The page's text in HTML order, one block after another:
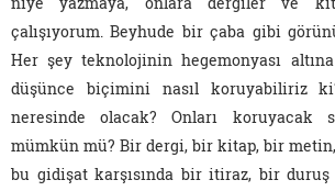
çalışıyorum. Beyhude bir çaba gibi
Her şey teknolojinin hegemonyası
düşünce biçimini nasıl koruyabiliriz
neresinde olacak? Onları koruyacak
mümkün mü? Bir dergi, bir kitap, bir
bu gidişat karşısında bir itiraz, bir